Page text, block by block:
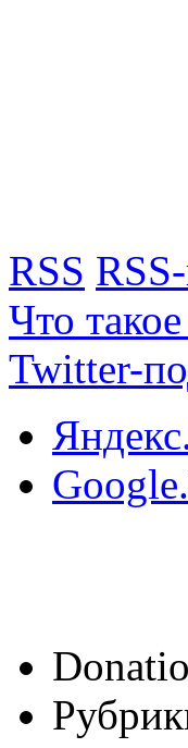
RSS
Что
Twitter-